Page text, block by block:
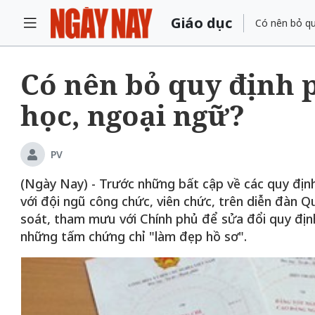
Giáo dục Có nên bỏ
Có nên bỏ quy định
học, ngoại ngữ?
PV
(Ngày Nay) - Trước những bất cập về các quy
với đội ngũ công chức, viên chức, trên diễn đàn
soát, tham mưu với Chính phủ để sửa đổi quy
những tấm chứng chỉ "làm đẹp hồ sơ".